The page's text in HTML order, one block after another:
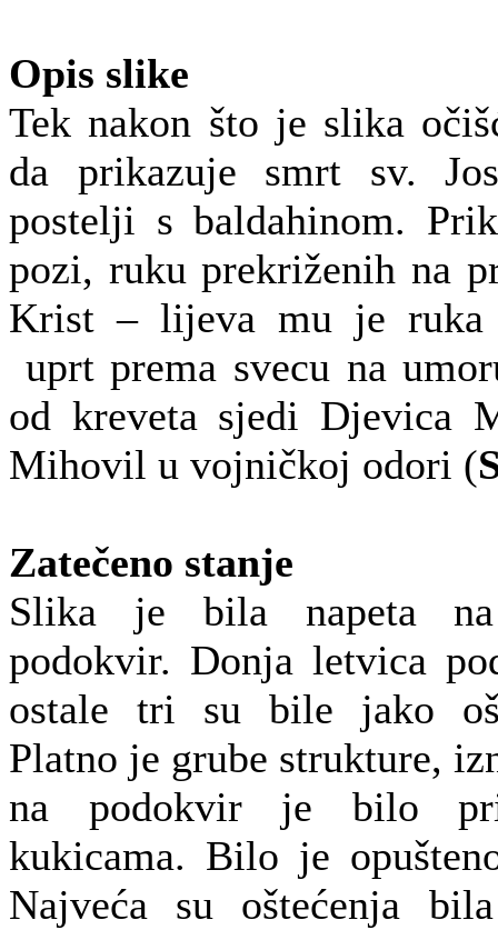
Opis slike
Tek nakon što je slika
da prikazuje smrt sv.
postelji s baldahinom.
pozi, ruku prekriženih na
Krist – lijeva mu je ruka
uprt prema svecu na
od kreveta sjedi Djevica
Mihovil u vojničkoj odori (
Zatečeno stanje
Slika je bila napeta
podokvir. Donja letvica
ostale tri su bile jako
Platno je grube strukture,
na podokvir je bilo
kukicama. Bilo je
Najveća su oštećenja